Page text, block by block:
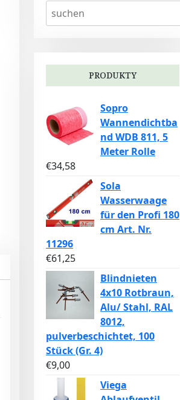
PRODUKTY
Sopro
Wannendichtba
nd WDB 811, 5
Meter Rolle
€34,58
Sola
Wasserwaage
für den Profi 180
cm Art. Nr.
11296
€61,25
Blindnieten
4x10 Rotbraun,
Alu/ Stahl, RAL
8012,
pulverbeschichtet, 100
Stück (Gr. 4)
€9,00
Viega